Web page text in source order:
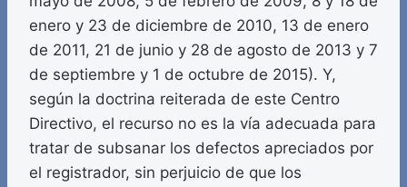
enero y 23 de diciembre de 2010, 13 de enero
de 2011, 21 de junio y 28 de agosto de 2013 y 7
de septiembre y 1 de octubre de 2015). Y,
según la doctrina reiterada de este Centro
Directivo, el recurso no es la vía adecuada para
tratar de subsanar los defectos apreciados por
el registrador, sin perjuicio de que los